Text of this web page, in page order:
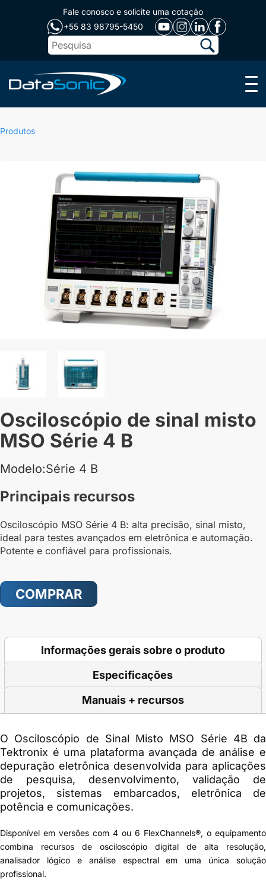
Fale conosco e solicite uma cotação
+55 83 98795-5450
Menu
Produtos
Osciloscópio de sinal misto
MSO Série 4 B
Modelo:Série 4 B
Principais recursos
Osciloscópio MSO Série 4 B: alta precisão, sinal misto,
ideal para testes avançados em eletrônica e automação.
Potente e confiável para profissionais.
COMPRAR
Informações gerais sobre o produto
Especificações
Manuais + recursos
O Osciloscópio de Sinal Misto MSO Série 4B da
Tektronix é uma plataforma avançada de análise e
depuração eletrônica desenvolvida para aplicações
de pesquisa, desenvolvimento, validação de
projetos, sistemas embarcados, eletrônica de
potência e comunicações.
Disponível em versões com 4 ou 6 FlexChannels®, o equipamento
combina recursos de osciloscópio digital de alta resolução,
analisador lógico e análise espectral em uma única solução
profissional.